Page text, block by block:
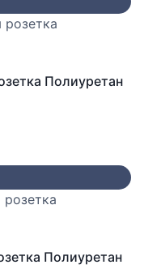
Полиуретан
Полиуретан